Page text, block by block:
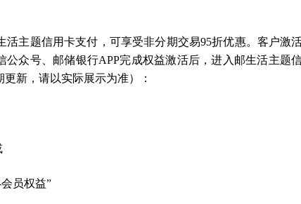
主题信用卡支付，可享受非分期交易95折优惠。客户激
众号、邮储银行APP完成权益激活后，进入邮生活主题
新，请以实际展示为准）：
员权益”